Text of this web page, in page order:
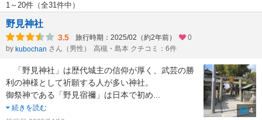
1～20件（全31件中）
野見神社
3.5 旅行時期：2025/02（約2年前）
0
by kubochan さん（男性） 高槻・島本 クチコミ：6件
「野見神社」は歴代城主の信仰が厚く、武芸の勝
利の神様として祈願する人が多い神社。
御祭神である「野見宿禰」は日本で初め
続きを読む
4